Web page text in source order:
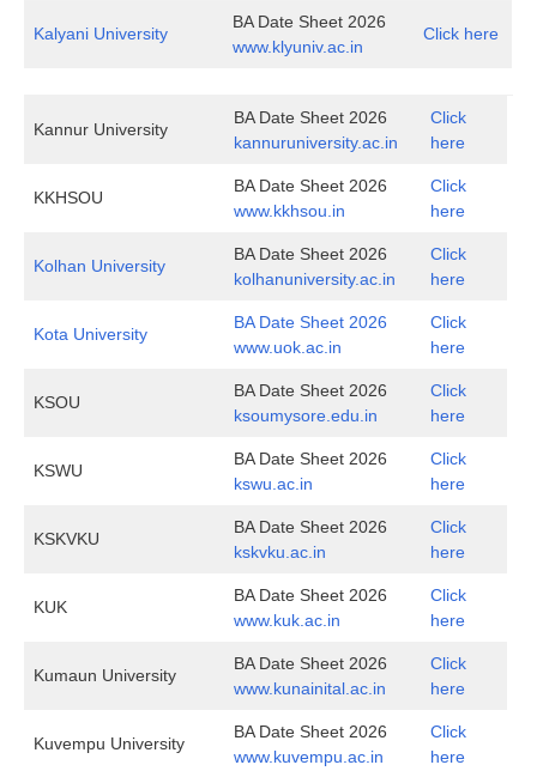
Kalyani University
BA Date Sheet 2026
www.klyuniv.ac.in
Click here
Kannur University
BA Date Sheet 2026
kannuruniversity.ac.in
Click
here
KKHSOU
BA Date Sheet 2026
www.kkhsou.in
Click
here
Kolhan University
BA Date Sheet 2026
kolhanuniversity.ac.in
Click
here
Kota University
BA Date Sheet 2026
www.uok.ac.in
Click
here
KSOU
BA Date Sheet 2026
ksoumysore.edu.in
Click
here
KSWU
BA Date Sheet 2026
kswu.ac.in
Click
here
KSKVKU
BA Date Sheet 2026
kskvku.ac.in
Click
here
KUK
BA Date Sheet 2026
www.kuk.ac.in
Click
here
Kumaun University
BA Date Sheet 2026
www.kunainital.ac.in
Click
here
Kuvempu University
BA Date Sheet 2026
www.kuvempu.ac.in
Click
here